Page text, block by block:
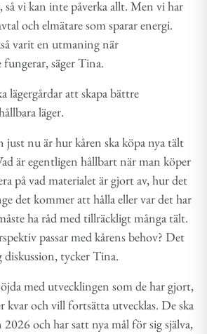
så vi kan inte påverka allt. Men vi har
och elmätare som sparar energi.
varit en utmaning när
säger Tina.
lägergårdar att skapa bättre
läger.
just nu är hur kåren ska köpa nya tält
är egentligen hållbart när man köper
på vad materialet är gjort av, hur det
det kommer att hålla eller var det har
ha råd med tillräckligt många tält.
passar med kårens behov? Det
tycker Tina.
med utvecklingen som de har gjort,
kvar och vill fortsätta utvecklas. De ska
och har satt nya mål för sig själva,